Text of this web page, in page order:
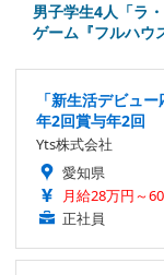
男子学生4人「ラ
ゲーム『フルハウ
「新生活デビュ
年2回賞与年2回
Yts株式会社
愛知県
月給28万円～
正社員